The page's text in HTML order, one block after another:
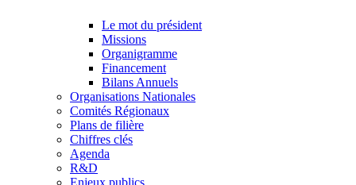
Le mot du président
Missions
Organigramme
Financement
Bilans Annuels
Organisations Nationales
Comités Régionaux
Plans de filière
Chiffres clés
Agenda
R&D
Enjeux publics